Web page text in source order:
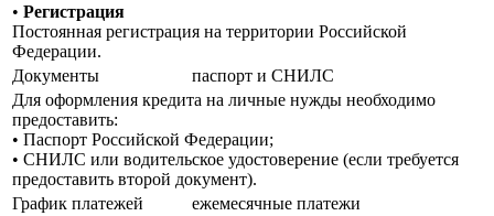
• Регистрация
Постоянная регистрация на территории Российской
Федерации.
Документы
паспорт и СНИЛС
Для оформления кредита на личные нужды необходимо
предоставить:
• Паспорт Российской Федерации;
• СНИЛС или водительское удостоверение (если требуется
предоставить второй документ).
График платежей
ежемесячные платежи